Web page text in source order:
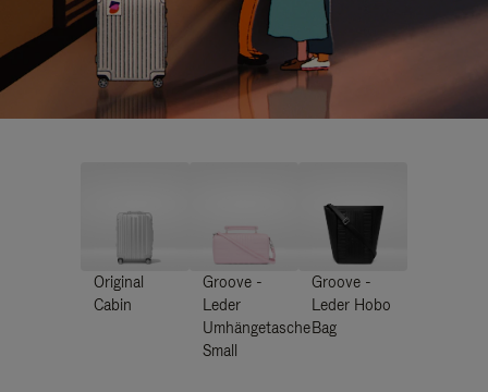
Original
Cabin
Groove -
Leder
Umhängetasche
Small
Groove -
Leder Hobo
Bag